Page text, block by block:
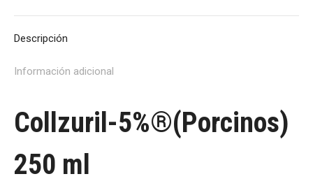
Descripción
Información adicional
Collzuril-5%®(Porcinos)
250 ml